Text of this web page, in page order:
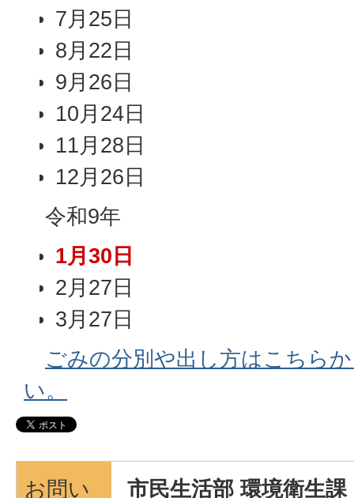
7月25日
8月22日
9月26日
10月24日
11月28日
12月26日
令和9年
1月30日
2月27日
3月27日
ごみの分別や出し方はこちら
い。
お問い 市民生活部 環境衛生課